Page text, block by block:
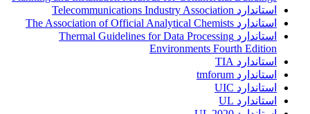
استاندارد Telecommunications Industry Association
استاندارد The Association of Official Analytical Chemists
استاندارد Thermal Guidelines for Data Processing
Environments Fourth Edition
استاندارد TIA
استاندارد tmforum
استاندارد UIC
استاندارد UL